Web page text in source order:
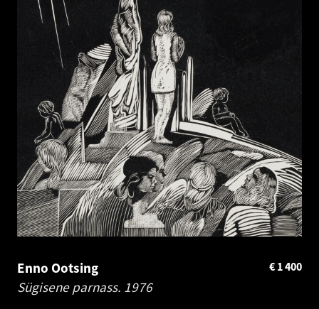
Enno Ootsing
Sügisene parnass. 1976
1 400
€